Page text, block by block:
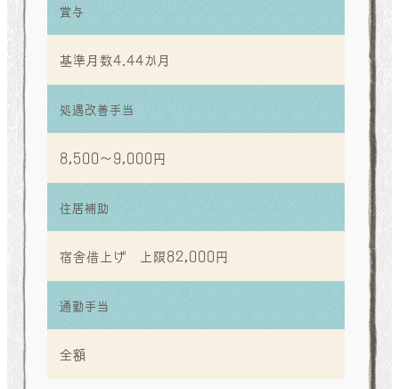
賞与
基準月数4.44か月
処遇改善手当
8,500〜9,000円
住居補助
宿舎借上げ 上限82,000円
通勤手当
全額